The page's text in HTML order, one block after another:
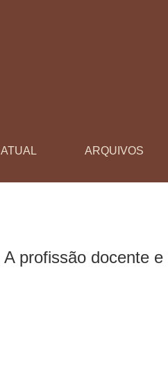
ATUAL ARQUIVOS
A profissão docente